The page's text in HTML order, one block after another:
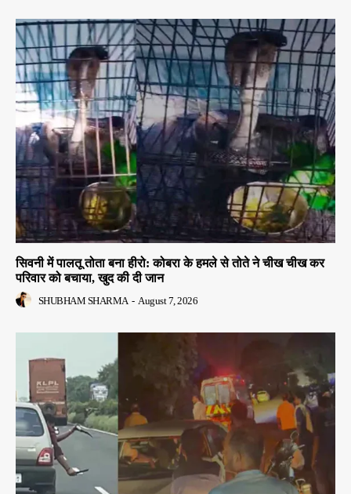
सिवनी में पालतू तोता बना हीरो: कोबरा के हमले से तोते ने चीख चीख कर
परिवार को बचाया, खुद की दी जान
SHUBHAM SHARMA - August 7, 2026